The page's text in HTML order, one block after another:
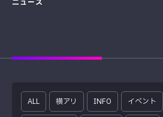
ニュース
ALL 横アリ INFO イベント